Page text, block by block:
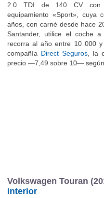
2.0 TDI de 140 CV con
equipamiento «Sport», cuya
años, con carné desde hace
Santander, utilice el coche
recorra al año entre 10 000
compañía Direct Seguros , la
precio —7,49 sobre 10—
Volkswagen Touran
interior